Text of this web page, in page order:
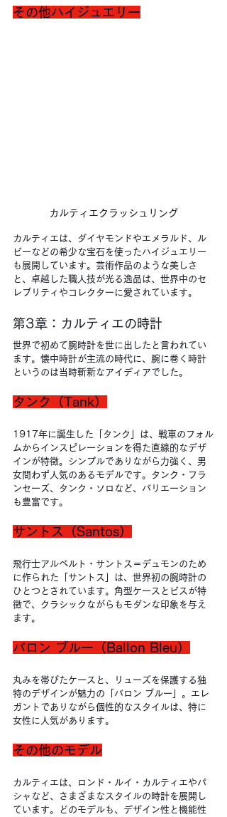
その他ハイジュエリー
カルティエクラッシュリング
カルティエは、ダイヤモンドやエメラルド、ル
ビーなどの希少な宝石を使ったハイジュエリー
も展開しています。芸術作品のような美しさ
と、卓越した職人技が光る逸品は、世界中のセ
レブリティやコレクターに愛されています。
第3章：カルティエの時計
世界で初めて腕時計を世に出したと言われてい
ます。懐中時計が主流の時代に、腕に巻く時計
というのは当時斬新なアイディアでした。
タンク（Tank）
1917年に誕生した「タンク」は、戦車のフォル
ムからインスピレーションを得た直線的なデザ
インが特徴。シンプルでありながら力強く、男
女問わず人気のあるモデルです。タンク・フラ
ンセーズ、タンク・ソロなど、バリエーション
も豊富です。
サントス（Santos）
飛行士アルベルト・サントス＝デュモンのため
に作られた「サントス」は、世界初の腕時計の
ひとつとされています。角型ケースとビスが特
徴で、クラシックながらもモダンな印象を与え
ます。
バロン ブルー（Ballon Bleu）
丸みを帯びたケースと、リューズを保護する独
特のデザインが魅力の「バロン ブルー」。エレ
ガントでありながら個性的なスタイルは、特に
女性に人気があります。
その他のモデル
カルティエは、ロンド・ルイ・カルティエやパ
シャなど、さまざまなスタイルの時計を展開し
ています。どのモデルも、デザイン性と機能性